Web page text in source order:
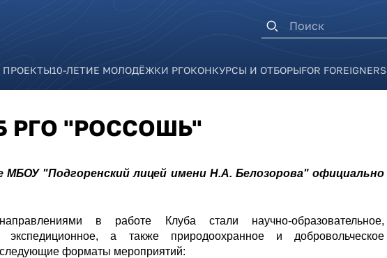
Форма поиска
ПРОЕКТЫ10-ЛЕТИЕ МОЛОДЁЖКИ РГОКОНКУРСЫ И ОТБОРЫFOR FOREIGNERS
"РОССОШЬ"
"Подгоренский лицей имени Н.А. Белозорова" официально
в работе Клуба стали научно-образовательное,
экспедиционное, а также природоохранное и добровольческое
форматы мероприятий: